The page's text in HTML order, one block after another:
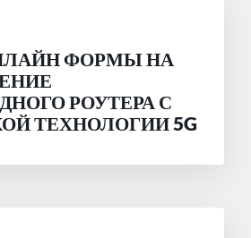
ФОРМЫ НА
РОУТЕРА С
ТЕХНОЛОГИИ 5G